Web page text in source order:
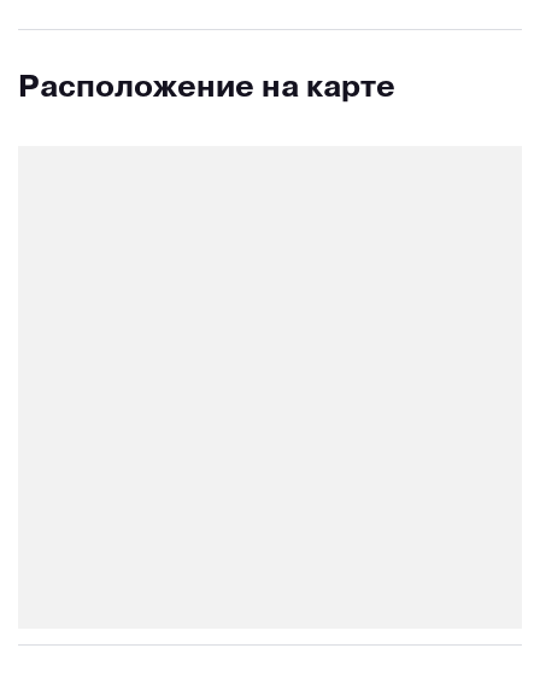
Расположение на карте